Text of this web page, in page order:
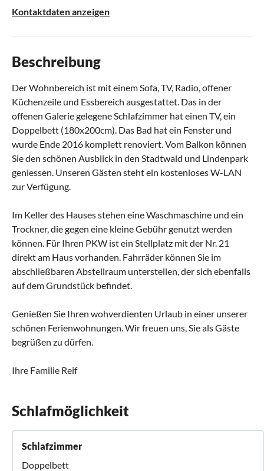
Kontaktdaten anzeigen
Beschreibung
Der Wohnbereich ist mit einem Sofa, TV, Radio, offener
Küchenzeile und Essbereich ausgestattet. Das in der
offenen Galerie gelegene Schlafzimmer hat einen TV, ein
Doppelbett (180x200cm). Das Bad hat ein Fenster und
wurde Ende 2016 komplett renoviert. Vom Balkon können
Sie den schönen Ausblick in den Stadtwald und Lindenpark
geniessen. Unseren Gästen steht ein kostenloses W-LAN
zur Verfügung.
Im Keller des Hauses stehen eine Waschmaschine und ein
Trockner, die gegen eine kleine Gebühr genutzt werden
können. Für Ihren PKW ist ein Stellplatz mit der Nr. 21
direkt am Haus vorhanden. Fahrräder können Sie im
abschließbaren Abstellraum unterstellen, der sich ebenfalls
auf dem Grundstück befindet.
Genießen Sie Ihren wohverdienten Urlaub in einer unserer
schönen Ferienwohnungen. Wir freuen uns, Sie als Gäste
begrüßen zu dürfen.
Ihre Familie Reif
Schlafmöglichkeit
Schlafzimmer
Doppelbett